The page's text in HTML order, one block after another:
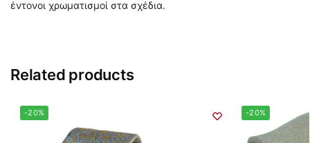
έντονοι χρωματισμοί στα σχέδια.
Related products
-20% -20%